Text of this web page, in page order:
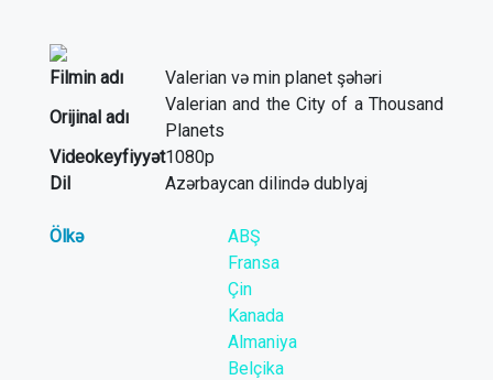
Filmin adı
Valerian və min planet şəhəri
Orijinal adı
Valerian and the City of a Thousand
Planets
Videokeyfiyyət1080p
Dil
Azərbaycan dilində dublyaj
Ölkə
ABŞ
Fransa
Çin
Kanada
Almaniya
Belçika